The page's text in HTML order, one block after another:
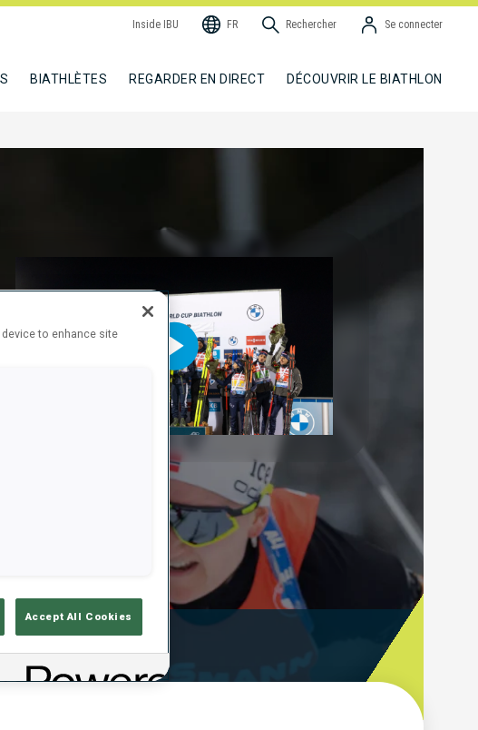
Inside IBU FR Rechercher Se connecter
BIATHLÈTES REGARDER EN DIRECT DÉCOUVRIR LE BIATHLON
Play
Video
Temps De Tir
to enhance site
Accept All Cookies